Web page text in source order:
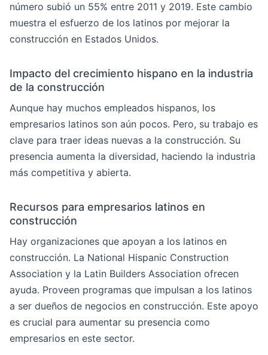
número subió un 55% entre 2011 y 2019. Este cambio
muestra el esfuerzo de los latinos por mejorar la
construcción en Estados Unidos.
Impacto del crecimiento hispano en la industria
de la construcción
Aunque hay muchos empleados hispanos, los
empresarios latinos son aún pocos. Pero, su trabajo es
clave para traer ideas nuevas a la construcción. Su
presencia aumenta la diversidad, haciendo la industria
más competitiva y abierta.
Recursos para empresarios latinos en
construcción
Hay organizaciones que apoyan a los latinos en
construcción. La National Hispanic Construction
Association y la Latin Builders Association ofrecen
ayuda. Proveen programas que impulsan a los latinos
a ser dueños de negocios en construcción. Este apoyo
es crucial para aumentar su presencia como
empresarios en este sector.